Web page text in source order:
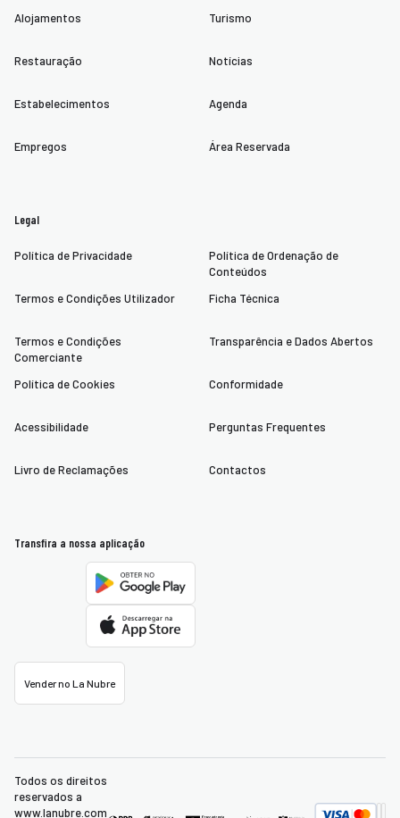
Alojamentos
Restauração
Estabelecimentos
Empregos
Turismo
Notícias
Agenda
Área Reservada
Legal
Política de Privacidade
Termos e Condições Utilizador
Termos e Condições
Comerciante
Política de Cookies
Acessibilidade
Livro de Reclamações
Política de Ordenação de
Conteúdos
Ficha Técnica
Transparência e Dados Abertos
Conformidade
Perguntas Frequentes
Contactos
Transfira a nossa aplicação
Vender no La Nubre
Todos os direitos
reservados a
www.lanubre.com